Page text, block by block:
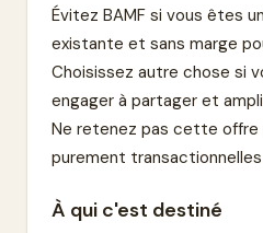
Évitez BAMF si vous êtes
existante et sans marge
Choisissez autre chose si
engager à partager et
Ne retenez pas cette offre
purement
À qui c'est destiné